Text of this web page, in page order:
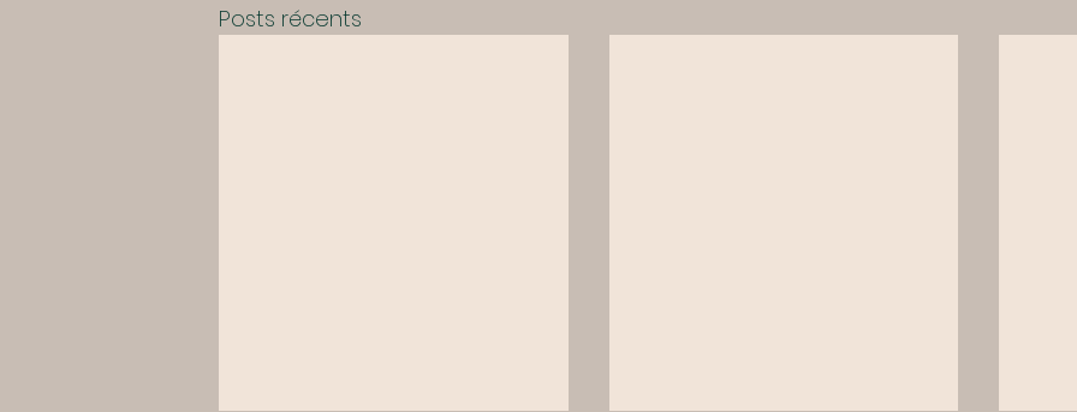
Posts récents